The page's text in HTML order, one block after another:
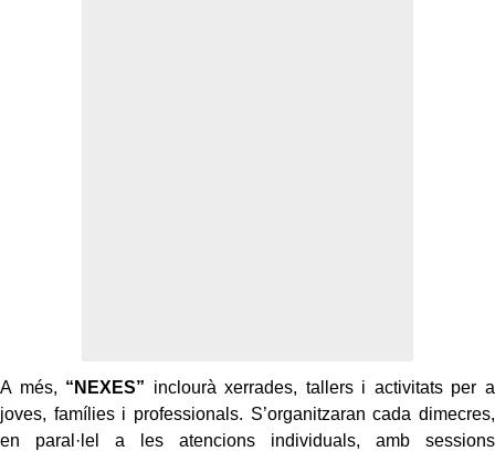
A més, “NEXES” inclourà xerrades, tallers i activitats per a
joves, famílies i professionals. S’organitzaran cada dimecres,
en paral·lel a les atencions individuals, amb sessions